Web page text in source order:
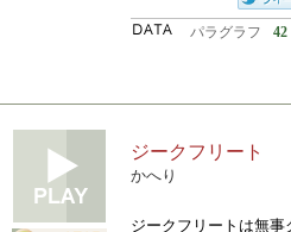
パラグラフ 42
ジークフリート
かへり
ジークフリートは無